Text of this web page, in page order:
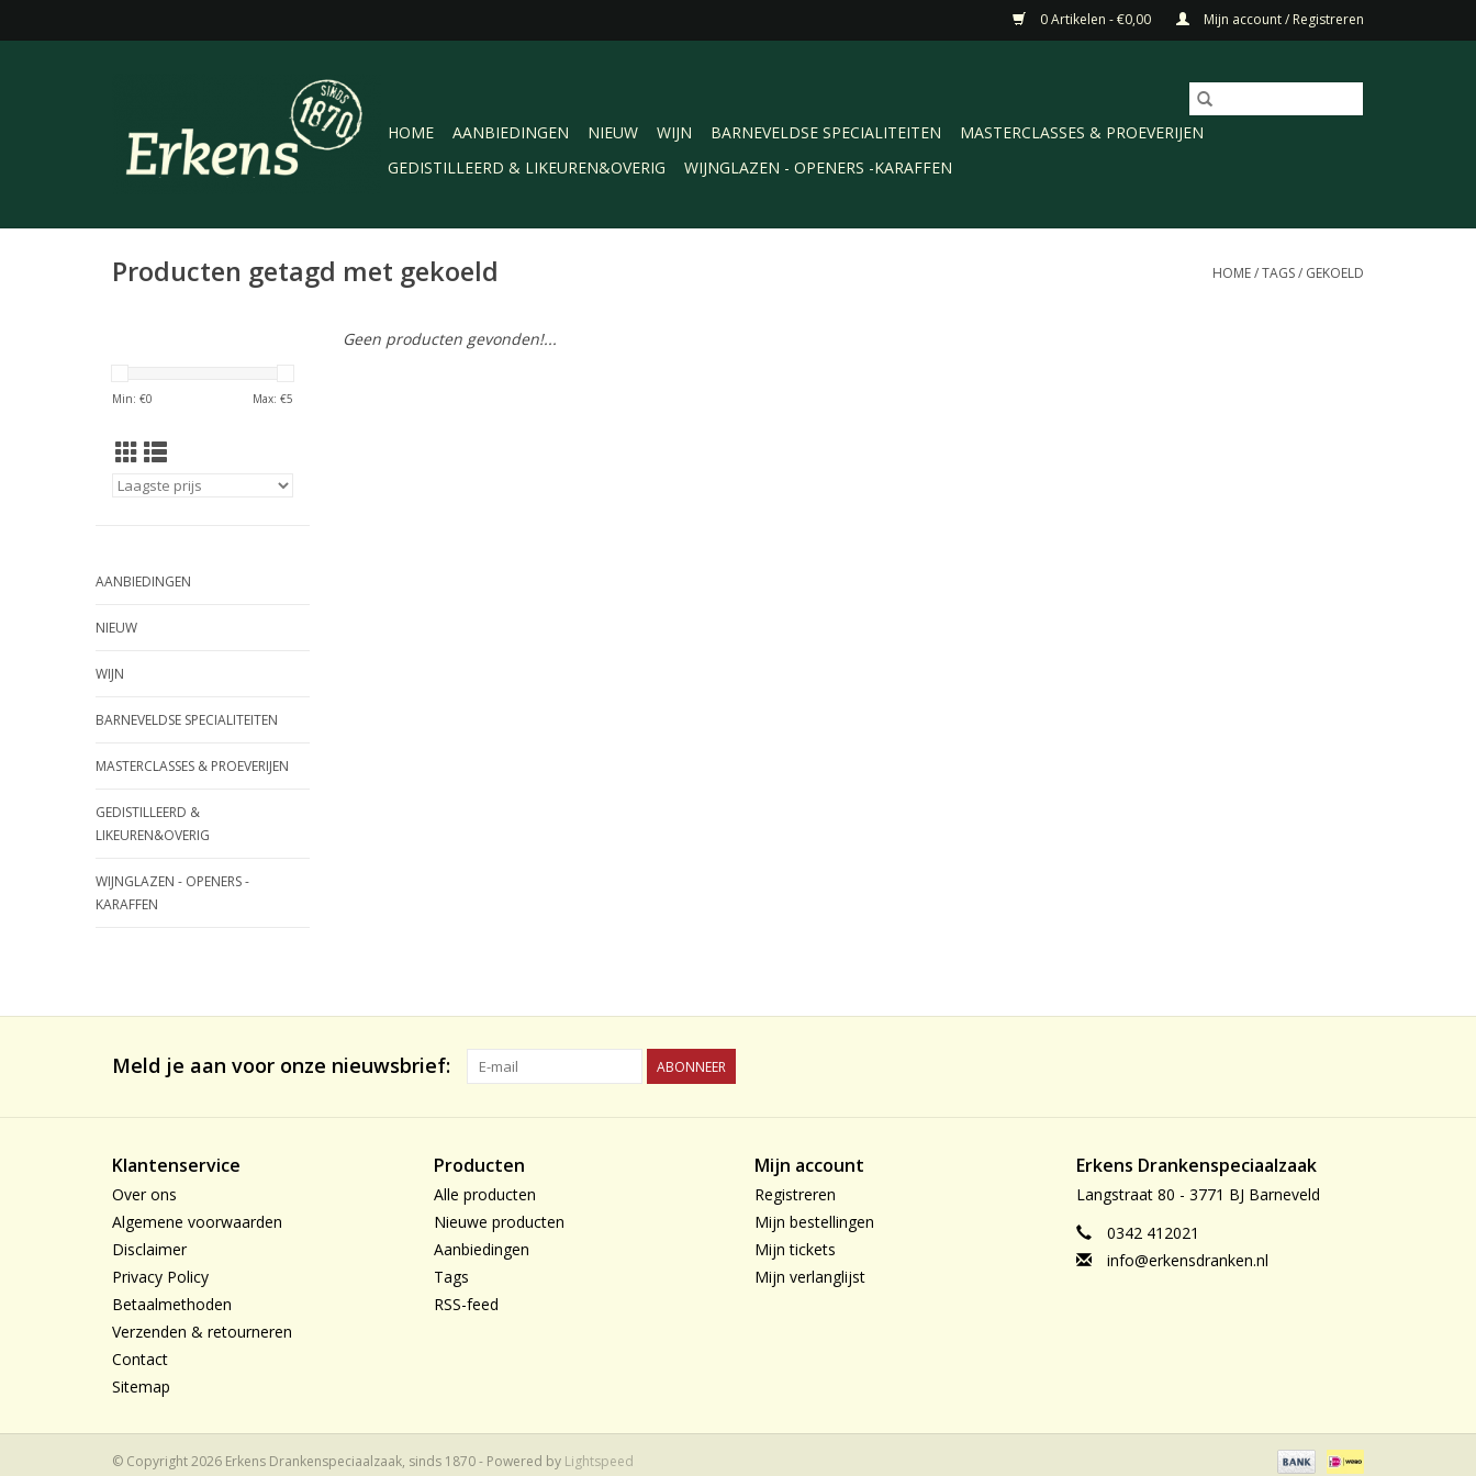
0 Artikelen - €0,00 Mijn account / Registreren
HOME AANBIEDINGEN NIEUW WIJN BARNEVELDSE SPECIALITEITEN
MASTERCLASSES & PROEVERIJEN
GEDISTILLEERD & LIKEUREN&OVERIG
WIJNGLAZEN - OPENERS -KARAFFEN
Producten getagd met gekoeld HOME/TAGS/ GEKOELD
Min: €0 Max: €5
AANBIEDINGEN
NIEUW
WIJN
BARNEVELDSE SPECIALITEITEN
MASTERCLASSES & PROEVERIJEN
GEDISTILLEERD &
LIKEUREN&OVERIG
WIJNGLAZEN - OPENERS -
KARAFFEN
Geen producten gevonden!...
Meld je aan voor onze nieuwsbrief: ABONNEER
Klantenservice
Over ons
Algemene voorwaarden
Disclaimer
Privacy Policy
Betaalmethoden
Verzenden & retourneren
Contact
Sitemap
Producten
Alle producten
Nieuwe producten
Aanbiedingen
Tags
RSS-feed
Mijn account
Registreren
Mijn bestellingen
Mijn tickets
Mijn verlanglijst
Erkens Drankenspeciaalzaak
Langstraat 80 - 3771 BJ Barneveld
0342 412021
info@erkensdranken.nl
© Copyright 2026 Erkens Drankenspeciaalzaak, sinds 1870 - Powered by Lightspeed